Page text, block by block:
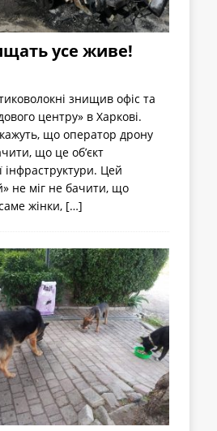
усе живе!
знищив офіс та
центру» в Харкові.
що оператор дрону
що це об’єкт
інфраструктури. Цей
не міг не бачити, що
жінки, […]